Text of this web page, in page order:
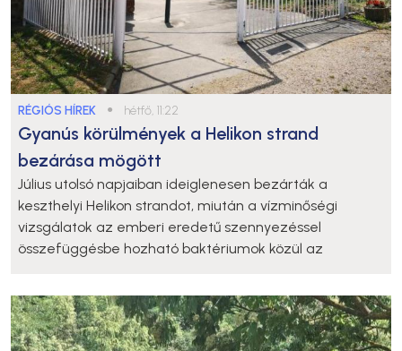
RÉGIÓS HÍREK ● hétfő, 11:22
Gyanús körülmények a Helikon strand
bezárása mögött
Július utolsó napjaiban ideiglenesen bezárták a
keszthelyi Helikon strandot, miután a vízminőségi
vizsgálatok az emberi eredetű szennyezéssel
összefüggésbe hozható baktériumok közül az